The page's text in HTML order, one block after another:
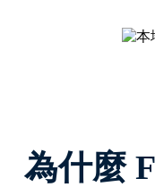
為什麼